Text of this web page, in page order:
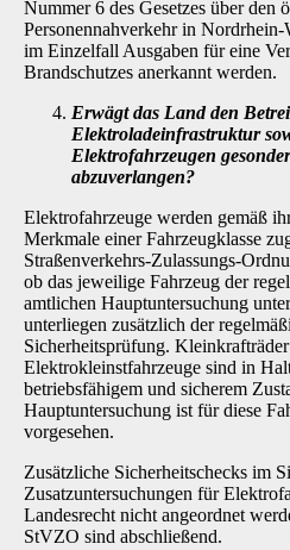
Nummer 6 des Gesetzes über den
Personennahverkehr in
im Einzelfall Ausgaben für eine
Brandschutzes anerkannt werden.
Erwägt das Land den
Elektroladeinfrastruktur
Elektrofahrzeugen
abzuverlangen?
Elektrofahrzeuge werden gemäß
Merkmale einer Fahrzeugklasse
Straßenverkehrs-Zulassungs-
ob das jeweilige Fahrzeug der
amtlichen Hauptuntersuchung
unterliegen zusätzlich der
Sicherheitsprüfung.
Elektrokleinstfahrzeuge sind in
betriebsfähi­gem und sicherem
Hauptuntersuchung ist für diese
vorgesehen.
Zusätzliche Sicherheitschecks im
Zusatzuntersuchungen für
Landesrecht nicht angeordnet
StVZO sind abschließend.